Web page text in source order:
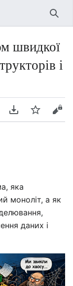
швидкої
і
Завантажити
яка
моноліт, а як
даних і